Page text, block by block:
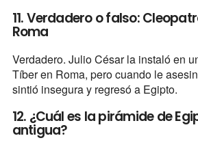
11. Verdadero o falso:
Roma
Verdadero. Julio César la instaló en
Tíber en Roma, pero cuando le
sintió insegura y regresó a Egipto.
12. ¿Cuál es la pirámide de
antigua?